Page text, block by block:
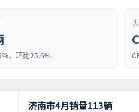
，环比25.6%
济南市4月销量113辆